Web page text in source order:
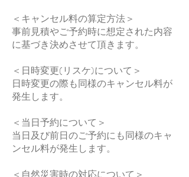
＜キャンセル料の算定方法＞
事前見積やご予約時に想定された内容
に基づき決めさせて頂きます。
＜日時変更(リスケ)について＞
日時変更の際も同様のキャンセル料が
発生します。
＜当日予約について＞
当日及び前日のご予約にも同様のキャ
ンセル料が発生します。